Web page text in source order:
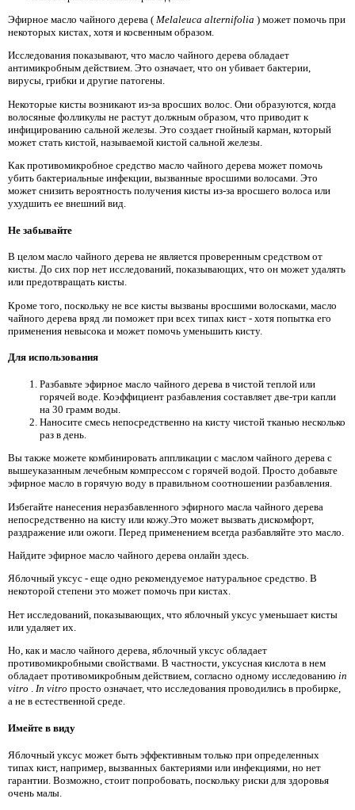
Эфирное масло чайного дерева ( Melaleuca alternifolia ) может помочь при
некоторых кистах, хотя и косвенным образом.
Исследования показывают, что масло чайного дерева обладает
антимикробным действием. Это означает, что он убивает бактерии,
вирусы, грибки и другие патогены.
Некоторые кисты возникают из-за вросших волос. Они образуются, когда
волосяные фолликулы не растут должным образом, что приводит к
инфицированию сальной железы. Это создает гнойный карман, который
может стать кистой, называемой кистой сальной железы.
Как противомикробное средство масло чайного дерева может помочь
убить бактериальные инфекции, вызванные вросшими волосами. Это
может снизить вероятность получения кисты из-за вросшего волоса или
ухудшить ее внешний вид.
Не забывайте
В целом масло чайного дерева не является проверенным средством от
кисты. До сих пор нет исследований, показывающих, что он может удалять
или предотвращать кисты.
Кроме того, поскольку не все кисты вызваны вросшими волосками, масло
чайного дерева вряд ли поможет при всех типах кист - хотя попытка его
применения невысока и может помочь уменьшить кисту.
Для использования
Разбавьте эфирное масло чайного дерева в чистой теплой или
горячей воде. Коэффициент разбавления составляет две-три капли
на 30 грамм воды.
Наносите смесь непосредственно на кисту чистой тканью несколько
раз в день.
Вы также можете комбинировать аппликации с маслом чайного дерева с
вышеуказанным лечебным компрессом с горячей водой. Просто добавьте
эфирное масло в горячую воду в правильном соотношении разбавления.
Избегайте нанесения неразбавленного эфирного масла чайного дерева
непосредственно на кисту или кожу.Это может вызвать дискомфорт,
раздражение или ожоги. Перед применением всегда разбавляйте это масло.
Найдите эфирное масло чайного дерева онлайн здесь.
Яблочный уксус - еще одно рекомендуемое натуральное средство. В
некоторой степени это может помочь при кистах.
Нет исследований, показывающих, что яблочный уксус уменьшает кисты
или удаляет их.
Но, как и масло чайного дерева, яблочный уксус обладает
противомикробными свойствами. В частности, уксусная кислота в нем
обладает противомикробным действием, согласно одному исследованию in
vitro . In vitro просто означает, что исследования проводились в пробирке,
а не в естественной среде.
Имейте в виду
Яблочный уксус может быть эффективным только при определенных
типах кист, например, вызванных бактериями или инфекциями, но нет
гарантии. Возможно, стоит попробовать, поскольку риски для здоровья
очень малы.